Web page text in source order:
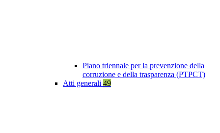
Piano triennale per la prevenzione della
corruzione e della trasparenza (PTPCT)
Atti generali 49